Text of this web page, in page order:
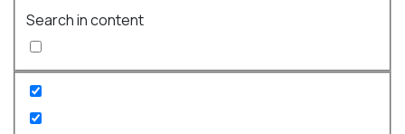
Search in content